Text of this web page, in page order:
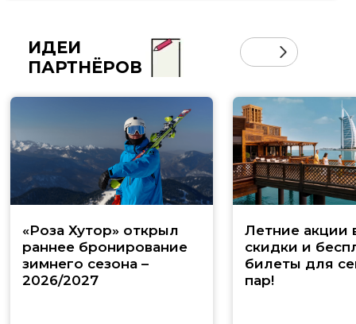
ИДЕИ
ПАРТНЁРОВ
«Роза Хутор» открыл
раннее бронирование
зимнего сезона –
2026/2027
Летние акции
скидки и
билеты для
пар!